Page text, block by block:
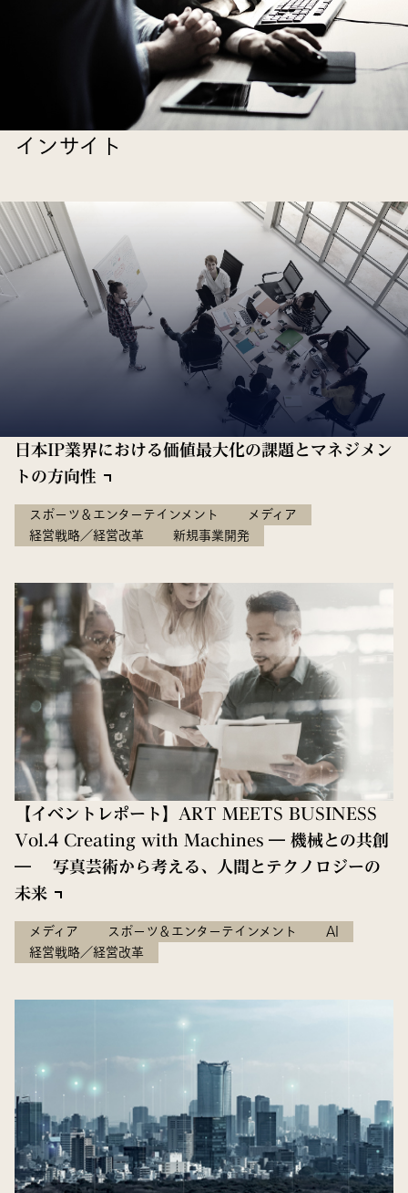
インサイト
日本IP業界における価値最大化の課題とマネジメン
トの方向性
スポーツ＆エンターテインメント
メディア
経営戦略／経営改革
新規事業開発
【イベントレポート】ART MEETS BUSINESS
Vol.4 Creating with Machines ― 機械との共創
― 写真芸術から考える、人間とテクノロジーの
未来
メディア スポーツ＆エンターテインメント
AI
経営戦略／経営改革